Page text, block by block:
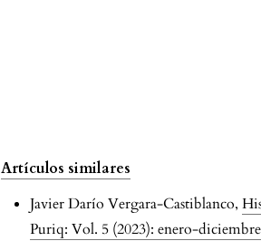
Artículos similares
Javier Darío Vergara-Castiblanco,
Puriq: Vol. 5 (2023): enero-